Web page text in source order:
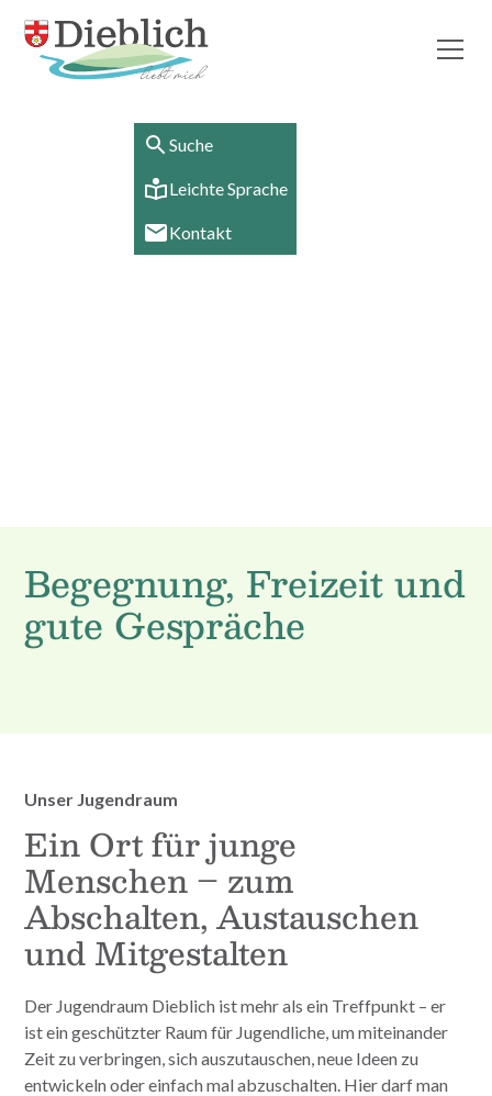
Suche
Leichte Sprache
Kontakt
Begegnung, Freizeit und
gute Gespräche
Unser Jugendraum
Ein Ort für junge
Menschen – zum
Abschalten, Austauschen
und Mitgestalten
Der Jugendraum Dieblich ist mehr als ein Treffpunkt – er
ist ein geschützter Raum für Jugendliche, um miteinander
Zeit zu verbringen, sich auszutauschen, neue Ideen zu
entwickeln oder einfach mal abzuschalten. Hier darf man